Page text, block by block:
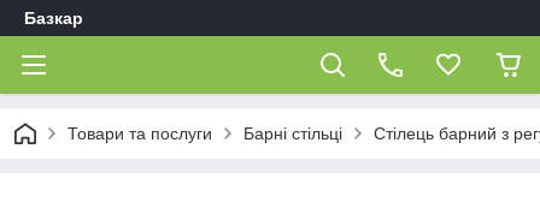
Базкар
Товари та послуги Барні стільці Стілець барний з